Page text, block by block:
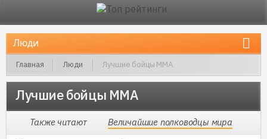
Главная Люди Лучшие бойцы ММА
Лучшие бойцы ММА
Также читают Величайшие полководцы мира